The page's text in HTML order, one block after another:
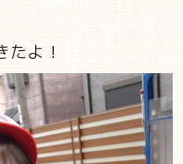
たよ！